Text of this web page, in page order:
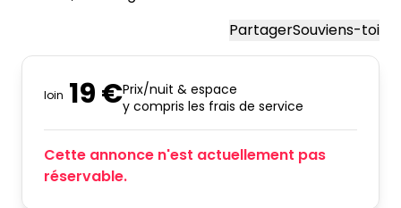
PartagerSouviens-toi
loin 19 €Prix/nuit & espace
y compris les frais de service
Cette annonce n'est actuellement pas
réservable.